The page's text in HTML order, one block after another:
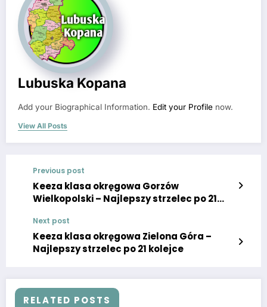
Lubuska Kopana
Add your Biographical Information. Edit your Profile now.
View All Posts
Previous post
Keeza klasa okręgowa Gorzów
Wielkopolski – Najlepszy strzelec po 21
Next post
Keeza klasa okręgowa Zielona Góra –
Najlepszy strzelec po 21 kolejce
RELATED POSTS